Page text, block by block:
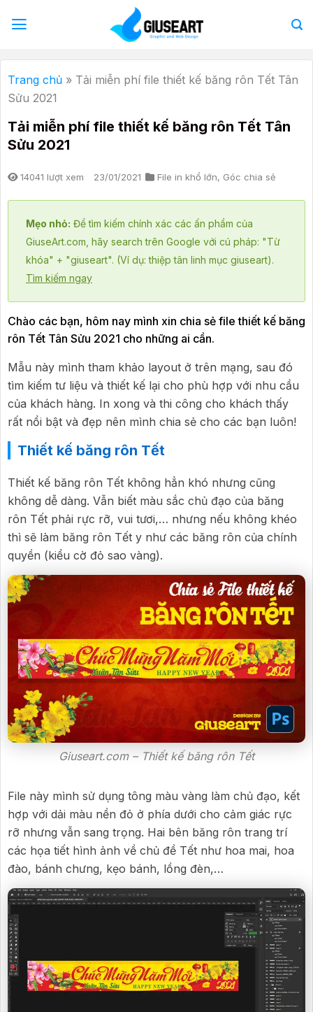
qua
dung
Trang chủ » Tải miễn phí file thiết kế băng rôn Tết Tân
Sửu 2021
Tải miễn phí file thiết kế băng rôn Tết Tân
Sửu 2021
14041 lượt xem 23/01/2021 File in khổ lớn, Góc chia sẻ
Mẹo nhỏ: Để tìm kiếm chính xác các ấn phẩm của
GiuseArt.com, hãy search trên Google với cú pháp: "Từ
khóa" + "giuseart". (Ví dụ: thiệp tân linh mục giuseart).
Tìm kiếm ngay
Chào các bạn, hôm nay mình xin chia sẻ file thiết kế băng
rôn Tết Tân Sửu 2021 cho những ai cần.
Mẫu này mình tham khảo layout ở trên mạng, sau đó
tìm kiếm tư liệu và thiết kế lại cho phù hợp với nhu cầu
của khách hàng. In xong và thi công cho khách thấy
rất nổi bật và đẹp nên mình chia sẻ cho các bạn luôn!
Thiết kế băng rôn Tết
Thiết kế băng rôn Tết không hẳn khó nhưng cũng
không dễ dàng. Vẫn biết màu sắc chủ đạo của băng
rôn Tết phải rực rỡ, vui tươi,… nhưng nếu không khéo
thì sẽ làm băng rôn Tết y như các băng rôn của chính
quyền (kiểu cờ đỏ sao vàng).
Giuseart.com – Thiết kế băng rôn Tết
File này mình sử dụng tông màu vàng làm chủ đạo, kết
hợp với dải màu nền đỏ ở phía dưới cho cảm giác rực
rỡ nhưng vẫn sang trọng. Hai bên băng rôn trang trí
các họa tiết hình ảnh về chủ đề Tết như hoa mai, hoa
đào, bánh chưng, kẹo bánh, lồng đèn,…